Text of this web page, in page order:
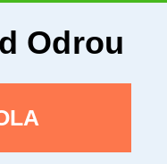
Odrou